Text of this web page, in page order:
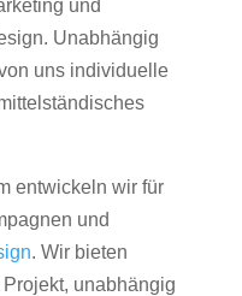
und
Unabhängig
uns individuelle
entwickeln wir für
und
. Wir bieten
unabhängig